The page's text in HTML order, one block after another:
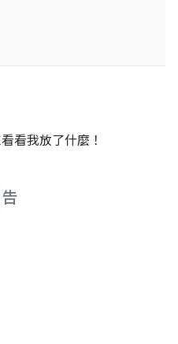
看我放了什麼！